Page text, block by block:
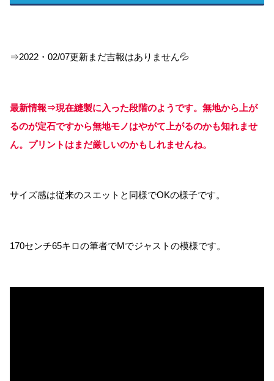
⇒2022・02/07更新まだ吉報はありません💦
最新情報⇒現在縫製に入った段階のようです。無地から上が
るのが定石ですから無地モノはやがて上がるのかも知れませ
ん。プリントはまだ厳しいのかもしれませんね。
サイズ感は従来のスエットと同様でOKの様子です。
170センチ65キロの筆者でMでジャストの模様です。